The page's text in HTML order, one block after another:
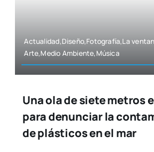
Actualidad,Diseño,Fotografía,La
Arte,Medio Ambiente,Música
Una ola de siete metros
para denunciar la
de plásticos en el mar